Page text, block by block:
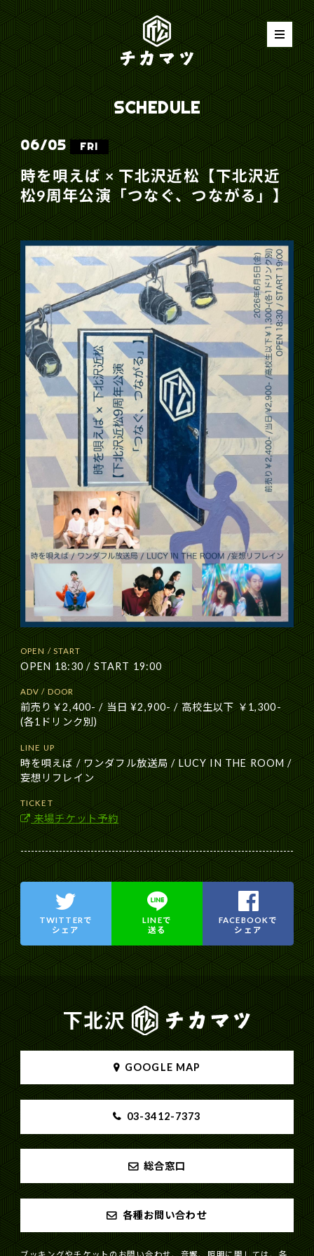
SCHEDULE
06/05 FRI
時を唄えば × 下北沢近松【下北沢近
松9周年公演「つなぐ、つながる」】
OPEN / START
OPEN 18:30 / START 19:00
ADV / DOOR
前売り￥2,400- / 当日 ¥2,900- / 高校生以下 ￥1,300-
(各1ドリンク別)
LINE UP
時を唄えば / ワンダフル放送局 / LUCY IN THE ROOM /
妄想リフレイン
TICKET
来場チケット予約
TWITTERで
シェア
LINEで
送る
FACEBOOKで
シェア
GOOGLE MAP
03-3412-7373
総合窓口
各種お問い合わせ